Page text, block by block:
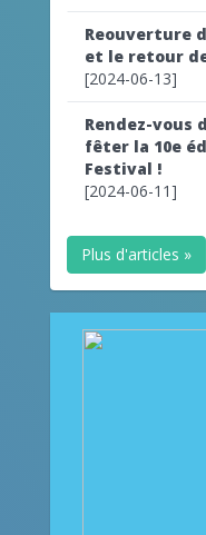
Reouverture
et le retour de
[2024-06-13]
Rendez-vous
fêter la 10e
Festival !
[2024-06-11]
Plus d'articles »